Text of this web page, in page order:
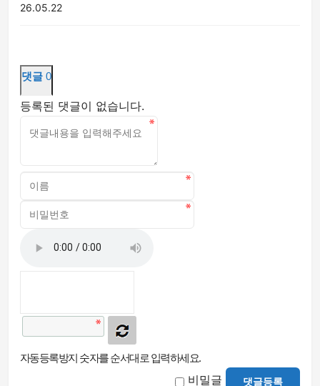
26.05.22
댓글 0
등록된 댓글이 없습니다.
자동등록방지 숫자를 순서대로 입력하세요.
비밀글 댓글등록